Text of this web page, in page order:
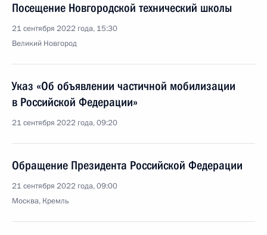
Посещение Новгородской технический школы
21 сентября 2022 года, 15:30
Великий Новгород
Указ «Об объявлении частичной мобилизации
в Российской Федерации»
21 сентября 2022 года, 09:20
Обращение Президента Российской Федерации
21 сентября 2022 года, 09:00
Москва, Кремль